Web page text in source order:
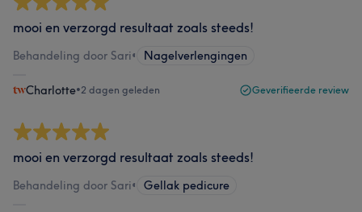
mooi en verzorgd resultaat zoals steeds!
Behandeling door Sari• Nagelverlengingen
Charlotte•2 dagen geleden Geverifieerde review
mooi en verzorgd resultaat zoals steeds!
Behandeling door Sari• Gellak pedicure